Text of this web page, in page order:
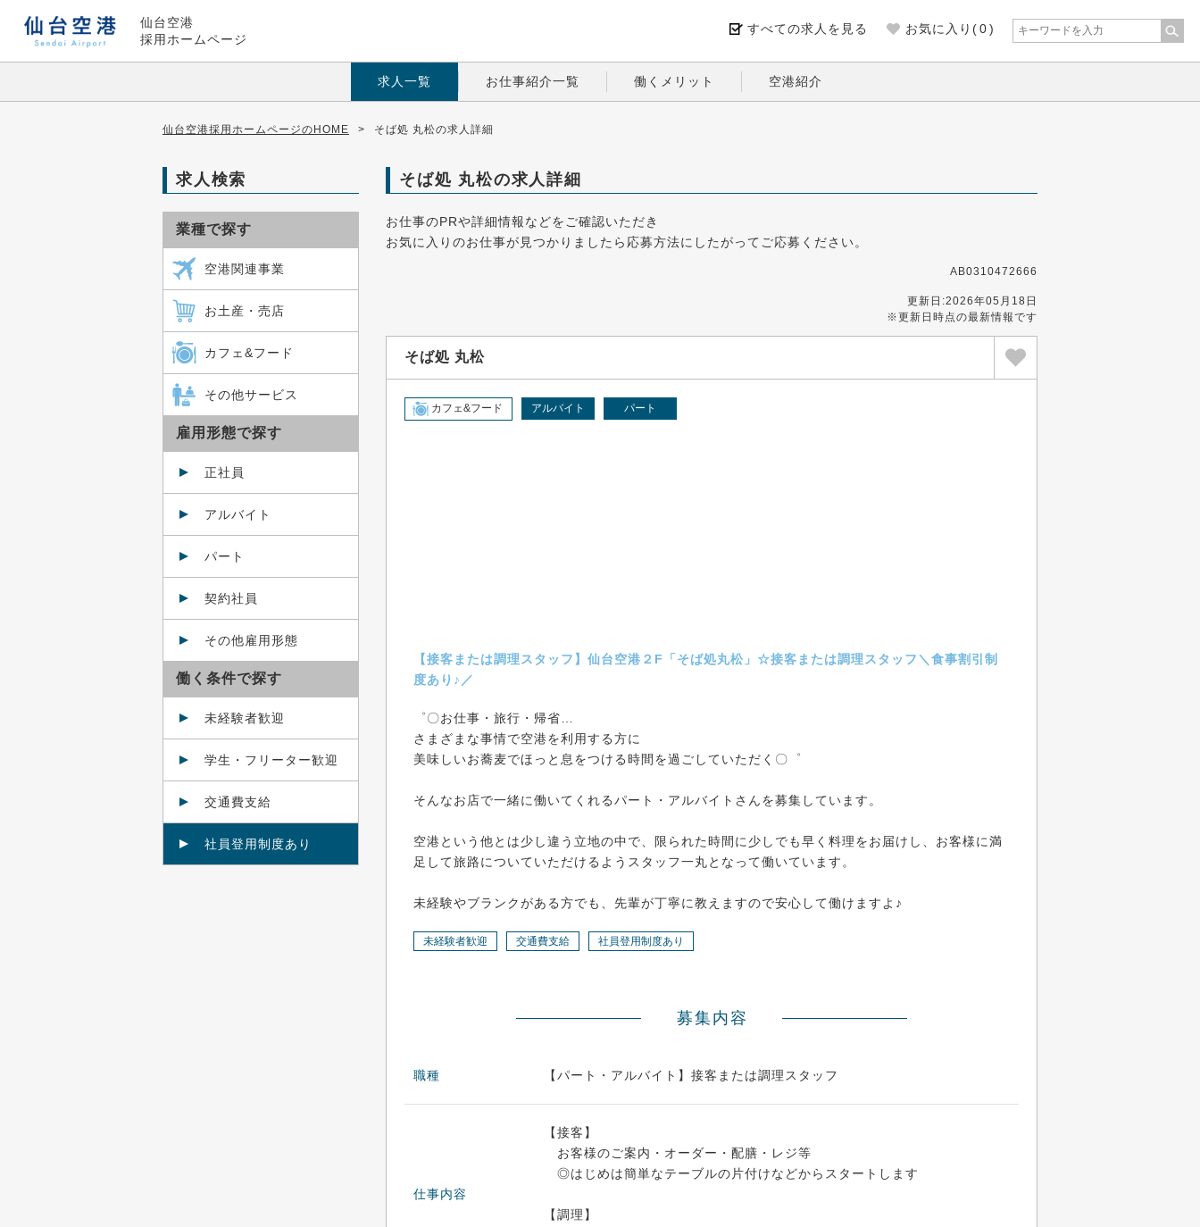
仙台空港
採用ホームページ
すべての求人を見る お気に入り(0)
求人一覧 お仕事紹介一覧 働くメリット 空港紹介
仙台空港採用ホームページのHOME > そば処 丸松の求人詳細
求人検索
業種で探す
空港関連事業
お土産・売店
カフェ&フード
その他サービス
雇用形態で探す
正社員
アルバイト
パート
契約社員
その他雇用形態
働く条件で探す
未経験者歓迎
学生・フリーター歓迎
交通費支給
社員登用制度あり
そば処 丸松の求人詳細
お仕事のPRや詳細情報などをご確認いただき
お気に入りのお仕事が見つかりましたら応募方法にしたがってご応募ください。
AB0310472666
更新日:2026年05月18日
※更新日時点の最新情報です
そば処 丸松
カフェ&フード アルバイト パート
【接客または調理スタッフ】仙台空港２F「そば処丸松」☆接客または調理スタッフ＼食事割引制
度あり♪／
゜〇お仕事・旅行・帰省…
さまざまな事情で空港を利用する方に
美味しいお蕎麦でほっと息をつける時間を過ごしていただく〇゜
そんなお店で一緒に働いてくれるパート・アルバイトさんを募集しています。
空港という他とは少し違う立地の中で、限られた時間に少しでも早く料理をお届けし、お客様に満
足して旅路についていただけるようスタッフ一丸となって働いています。
未経験やブランクがある方でも、先輩が丁寧に教えますので安心して働けますよ♪
未経験者歓迎 交通費支給 社員登用制度あり
募集内容
職種 【パート・アルバイト】接客または調理スタッフ
仕事内容
【接客】
お客様のご案内・オーダー・配膳・レジ等
◎はじめは簡単なテーブルの片付けなどからスタートします
【調理】